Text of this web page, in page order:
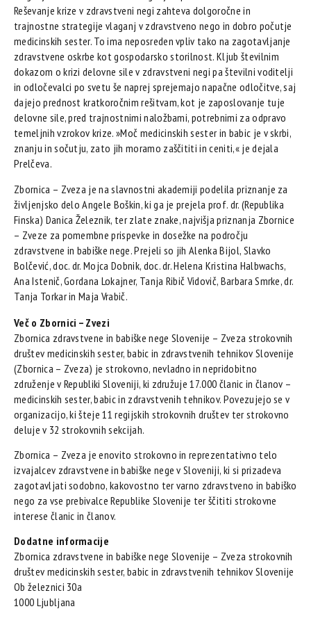
Reševanje krize v zdravstveni negi zahteva dolgoročne in
trajnostne strategije vlaganj v zdravstveno nego in dobro počutje
medicinskih sester. To ima neposreden vpliv tako na zagotavljanje
zdravstvene oskrbe kot gospodarsko storilnost. Kljub številnim
dokazom o krizi delovne sile v zdravstveni negi pa številni voditelji
in odločevalci po svetu še naprej sprejemajo napačne odločitve, saj
dajejo prednost kratkoročnim rešitvam, kot je zaposlovanje tuje
delovne sile, pred trajnostnimi naložbami, potrebnimi za odpravo
temeljnih vzrokov krize. »Moč medicinskih sester in babic je v skrbi,
znanju in sočutju, zato jih moramo zaščititi in ceniti,« je dejala
Prelčeva.
Zbornica – Zveza je na slavnostni akademiji podelila priznanje za
življenjsko delo Angele Boškin, ki ga je prejela prof. dr. (Republika
Finska) Danica Železnik, ter zlate znake, najvišja priznanja Zbornice
– Zveze za pomembne prispevke in dosežke na področju
zdravstvene in babiške nege. Prejeli so jih Alenka Bijol, Slavko
Bolčević, doc. dr. Mojca Dobnik, doc. dr. Helena Kristina Halbwachs,
Ana Istenič, Gordana Lokajner, Tanja Ribič Vidovič, Barbara Smrke, dr.
Tanja Torkar in Maja Vrabič.
Več o Zbornici – Zvezi
Zbornica zdravstvene in babiške nege Slovenije – Zveza strokovnih
društev medicinskih sester, babic in zdravstvenih tehnikov Slovenije
(Zbornica – Zveza) je strokovno, nevladno in nepridobitno
združenje v Republiki Sloveniji, ki združuje 17.000 članic in članov –
medicinskih sester, babic in zdravstvenih tehnikov. Povezujejo se v
organizacijo, ki šteje 11 regijskih strokovnih društev ter strokovno
deluje v 32 strokovnih sekcijah.
Zbornica – Zveza je enovito strokovno in reprezentativno telo
izvajalcev zdravstvene in babiške nege v Sloveniji, ki si prizadeva
zagotavljati sodobno, kakovostno ter varno zdravstveno in babiško
nego za vse prebivalce Republike Slovenije ter ščititi strokovne
interese članic in članov.
Dodatne informacije
Zbornica zdravstvene in babiške nege Slovenije – Zveza strokovnih
društev medicinskih sester, babic in zdravstvenih tehnikov Slovenije
Ob železnici 30a
1000 Ljubljana